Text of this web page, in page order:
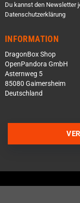
Du kannst den Newsletter
Datenschutzerklärung
INFORMATION
DragonBox Shop
OpenPandora GmbH
Asternweg 5
85080 Gaimersheim
Deutschland